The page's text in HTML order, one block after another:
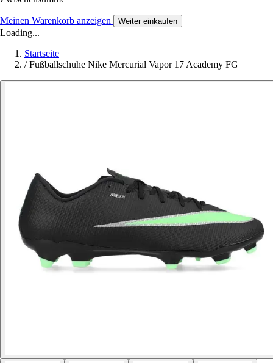
Meinen Warenkorb anzeigen Weiter einkaufen
Loading...
Startseite
/ Fußballschuhe Nike Mercurial Vapor 17 Academy FG